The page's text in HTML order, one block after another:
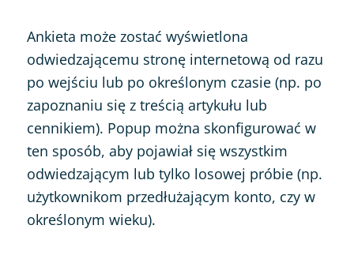
Ankieta może zostać wyświetlona
odwiedzającemu stronę internetową od razu
po wejściu lub po określonym czasie (np. po
zapoznaniu się z treścią artykułu lub
cennikiem). Popup można skonfigurować w
ten sposób, aby pojawiał się wszystkim
odwiedzającym lub tylko losowej próbie (np.
użytkownikom przedłużającym konto, czy w
określonym wieku).